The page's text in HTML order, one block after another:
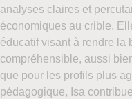
analyses claires et
économiques au crible.
éducatif visant à rendre la
compréhensible, aussi
que pour les profils plus
pédagogique, Isa